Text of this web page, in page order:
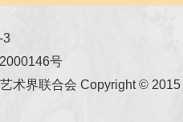
3
号
术界联合会 Copyright ©